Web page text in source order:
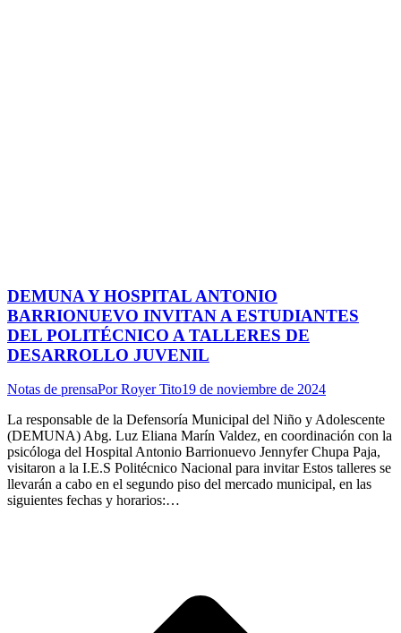
DEMUNA Y HOSPITAL ANTONIO
BARRIONUEVO INVITAN A ESTUDIANTES
DEL POLITÉCNICO A TALLERES DE
DESARROLLO JUVENIL
Notas de prensaPorRoyer Tito19 de noviembre de 2024
La responsable de la Defensoría Municipal del Niño y Adolescente
(DEMUNA) Abg. Luz Eliana Marín Valdez, en coordinación con la
psicóloga del Hospital Antonio Barrionuevo Jennyfer Chupa Paja,
visitaron a la I.E.S Politécnico Nacional para invitar Estos talleres se
llevarán a cabo en el segundo piso del mercado municipal, en las
siguientes fechas y horarios:…